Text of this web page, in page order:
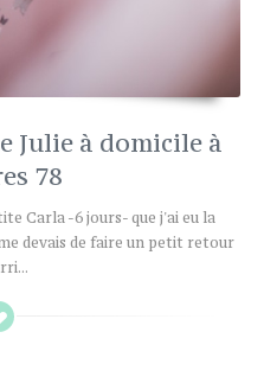
Julie à domicile à
78
Carla -6 jours- que j'ai eu la
devais de faire un petit retour